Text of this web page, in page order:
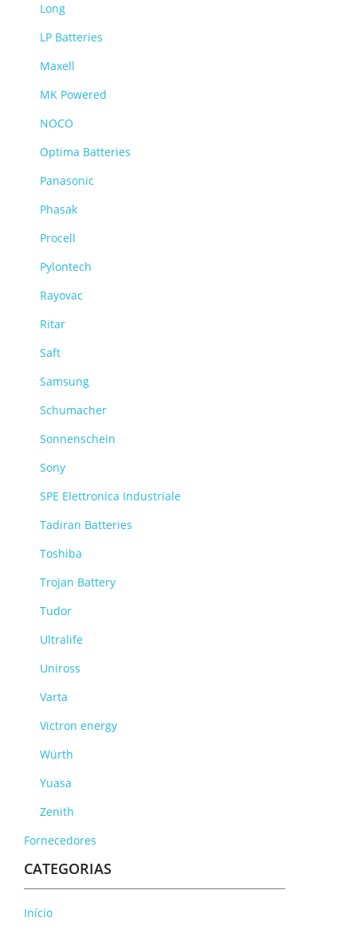
Long
LP Batteries
Maxell
MK Powered
NOCO
Optima Batteries
Panasonic
Phasak
Procell
Pylontech
Rayovac
Ritar
Saft
Samsung
Schumacher
Sonnenschein
Sony
SPE Elettronica Industriale
Tadiran Batteries
Toshiba
Trojan Battery
Tudor
Ultralife
Uniross
Varta
Victron energy
Würth
Yuasa
Zenith
Fornecedores
CATEGORIAS
Início